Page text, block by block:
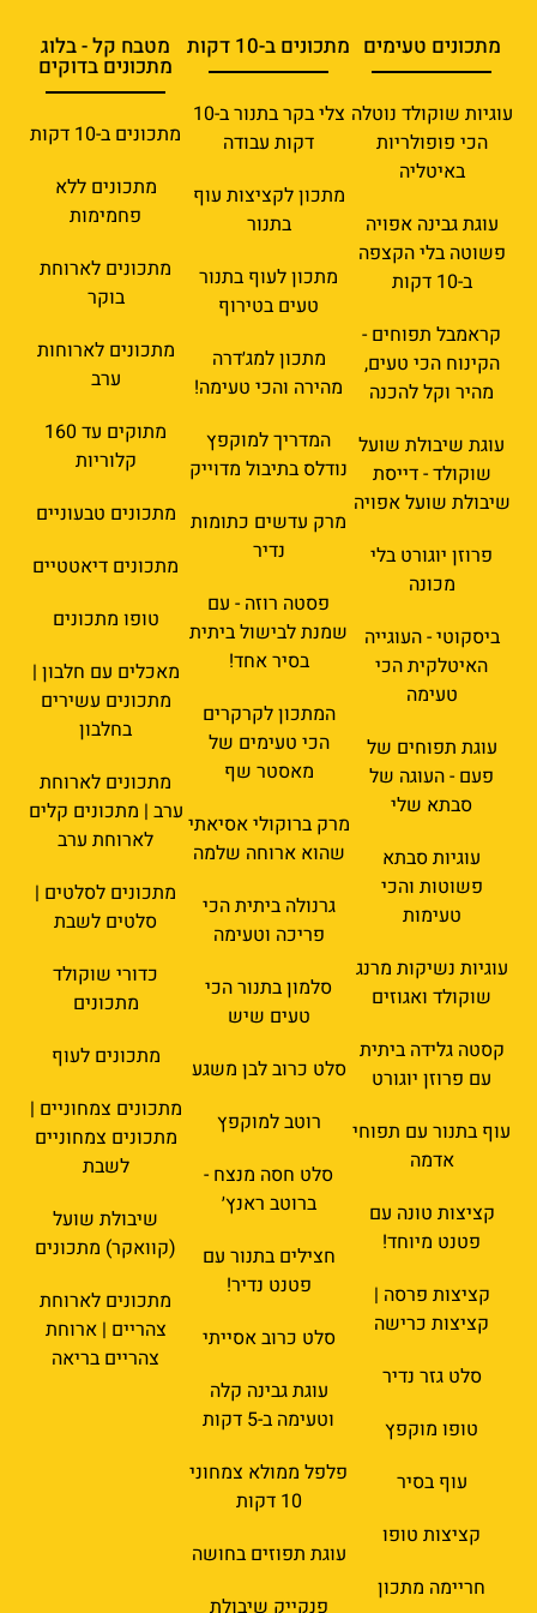
מתכונים טעימים
עוגיות שוקולד נוטלה
הכי פופולריות
באיטליה
עוגת גבינה אפויה
פשוטה בלי הקצפה
ב-10 דקות
קראמבל תפוחים -
הקינוח הכי טעים,
מהיר וקל להכנה
עוגת שיבולת שועל
שוקולד - דייסת
שיבולת שועל אפויה
פרוזן יוגורט בלי
מכונה
ביסקוטי - העוגייה
האיטלקית הכי
טעימה
עוגת תפוחים של
פעם - העוגה של
סבתא שלי
עוגיות סבתא
פשוטות והכי
טעימות
עוגיות נשיקות מרנג
שוקולד ואגוזים
קסטה גלידה ביתית
עם פרוזן יוגורט
עוף בתנור עם תפוחי
אדמה
קציצות טונה עם
פטנט מיוחד!
קציצות פרסה |
קציצות כרישה
סלט גזר נדיר
טופו מוקפץ
עוף בסיר
קציצות טופו
חריימה מתכון
מתכונים ב-10 דקות
צלי בקר בתנור ב-10
דקות עבודה
מתכון לקציצות עוף
בתנור
מתכון לעוף בתנור
טעים בטירוף
מתכון למג׳דרה
מהירה והכי טעימה!
המדריך למוקפץ
נודלס בתיבול מדוייק
מרק עדשים כתומות
נדיר
פסטה רוזה - עם
שמנת לבישול ביתית
בסיר אחד!
המתכון לקרקרים
הכי טעימים של
מאסטר שף
מרק ברוקולי אסיאתי
שהוא ארוחה שלמה
גרנולה ביתית הכי
פריכה וטעימה
סלמון בתנור הכי
טעים שיש
סלט כרוב לבן משגע
רוטב למוקפץ
סלט חסה מנצח -
ברוטב ראנץ׳
חצילים בתנור עם
פטנט נדיר!
סלט כרוב אסייתי
עוגת גבינה קלה
וטעימה ב-5 דקות
פלפל ממולא צמחוני
10 דקות
עוגת תפוזים בחושה
פנקייק שיבולת
מטבח קל - בלוג
מתכונים בדוקים
מתכונים ב-10 דקות
מתכונים ללא
פחמימות
מתכונים לארוחת
בוקר
מתכונים לארוחות
ערב
מתוקים עד 160
קלוריות
מתכונים טבעוניים
מתכונים דיאטטיים
טופו מתכונים
מאכלים עם חלבון |
מתכונים עשירים
בחלבון
מתכונים לארוחת
ערב | מתכונים קלים
לארוחת ערב
מתכונים לסלטים |
סלטים לשבת
כדורי שוקולד
מתכונים
מתכונים לעוף
מתכונים צמחוניים |
מתכונים צמחוניים
לשבת
שיבולת שועל
(קוואקר) מתכונים
מתכונים לארוחת
צהריים | ארוחת
צהריים בריאה